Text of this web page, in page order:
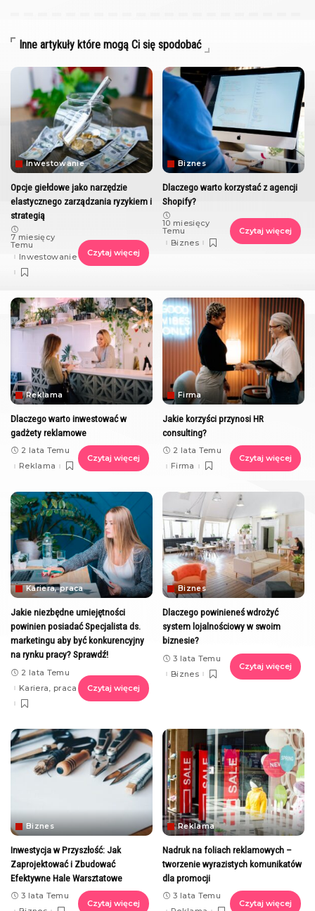
Inne artykuły które mogą Ci się spodobać
Inwestowanie
Opcje giełdowe jako narzędzie
elastycznego zarządzania ryzykiem i
strategią
7 miesięcy
Temu
Inwestowanie
Czytaj więcej
Biznes
Dlaczego warto korzystać z agencji
Shopify?
10 miesięcy
Temu
Biznes
Czytaj więcej
Reklama
Dlaczego warto inwestować w
gadżety reklamowe
2 lata Temu
Reklama
Czytaj więcej
Firma
Jakie korzyści przynosi HR
consulting?
2 lata Temu
Firma
Czytaj więcej
Kariera, praca
Jakie niezbędne umiejętności
powinien posiadać Specjalista ds.
marketingu aby być konkurencyjny
na rynku pracy? Sprawdź!
2 lata Temu
Kariera, praca
Czytaj więcej
Biznes
Dlaczego powinieneś wdrożyć
system lojalnościowy w swoim
biznesie?
3 lata Temu
Biznes
Czytaj więcej
Biznes
Inwestycja w Przyszłość: Jak
Zaprojektować i Zbudować
Efektywne Hale Warsztatowe
3 lata Temu
Czytaj więcej
Reklama
Nadruk na foliach reklamowych –
tworzenie wyrazistych komunikatów
dla promocji
3 lata Temu
Czytaj więcej